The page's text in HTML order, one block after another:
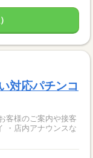
対応パチンコ
客様のご案内や接客
・店内アナウンスな